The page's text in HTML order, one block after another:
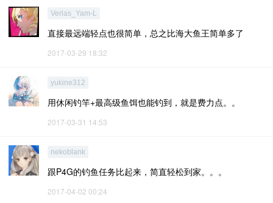
Verlas_Yam-L
直接最远端轻点也很简单，总之比海大鱼王简单多了
2017-03-29 18:32
yukine312
用休闲钓竿+最高级鱼饵也能钓到，就是费力点。。
2017-03-31 14:53
nekoblank
跟P4G的钓鱼任务比起来，简直轻松到家。。。
2017-04-02 00:24